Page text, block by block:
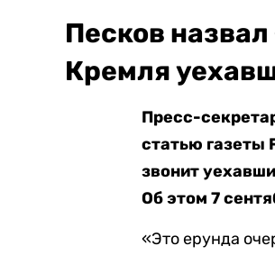
Песков
Кремля
Пресс-
статью газеты
звонит
Об этом 7
«Это ерунда